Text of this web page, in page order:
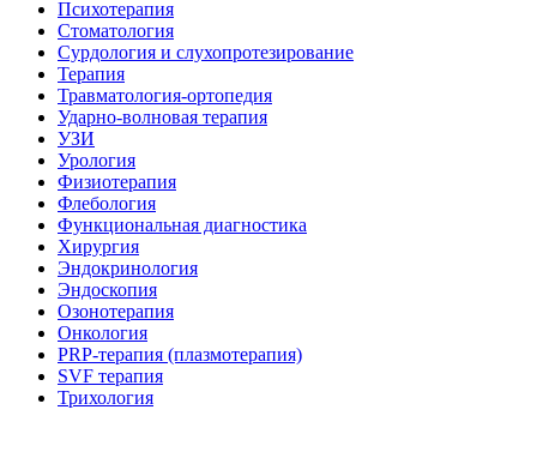
Психотерапия
Стоматология
Сурдология и слухопротезирование
Терапия
Травматология-ортопедия
Ударно-волновая терапия
УЗИ
Урология
Физиотерапия
Флебология
Функциональная диагностика
Хирургия
Эндокринология
Эндоскопия
Озонотерапия
Онкология
PRP-терапия (плазмотерапия)
SVF терапия
Трихология